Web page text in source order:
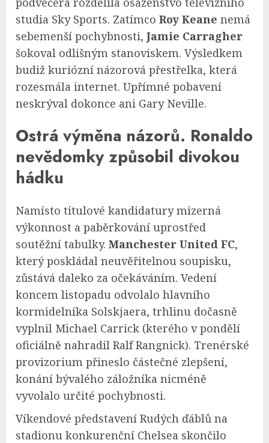
studia Sky Sports. Zatímco Roy Keane nemá
sebemenší pochybnosti, Jamie Carragher
šokoval odlišným stanoviskem. Výsledkem
budiž kuriózní názorová přestřelka, která
rozesmála internet. Upřímné pobavení
neskrýval dokonce ani Gary Neville.
Ostrá výměna názorů. Ronaldo
nevědomky způsobil divokou
hádku
Namísto titulové kandidatury mizerná
výkonnost a paběrkování uprostřed
soutěžní tabulky. Manchester United FC,
který poskládal neuvěřitelnou soupisku,
zůstává daleko za očekáváním. Vedení
koncem listopadu odvolalo hlavního
kormidelníka Solskjaera, trhlinu dočasně
vyplnil Michael Carrick (kterého v pondělí
oficiálně nahradil Ralf Rangnick). Trenérské
provizorium přineslo částečné zlepšení,
konání bývalého záložníka nicméně
vyvolalo určité pochybnosti.
Víkendové představení Rudých ďáblů na
stadionu konkurenční Chelsea skončilo